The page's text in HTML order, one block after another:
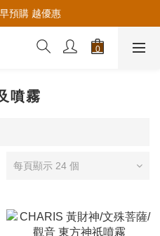
賺取購物金🪙
預購 越優惠
，賺取購物金🪙
噴霧
每頁顯示 24 個